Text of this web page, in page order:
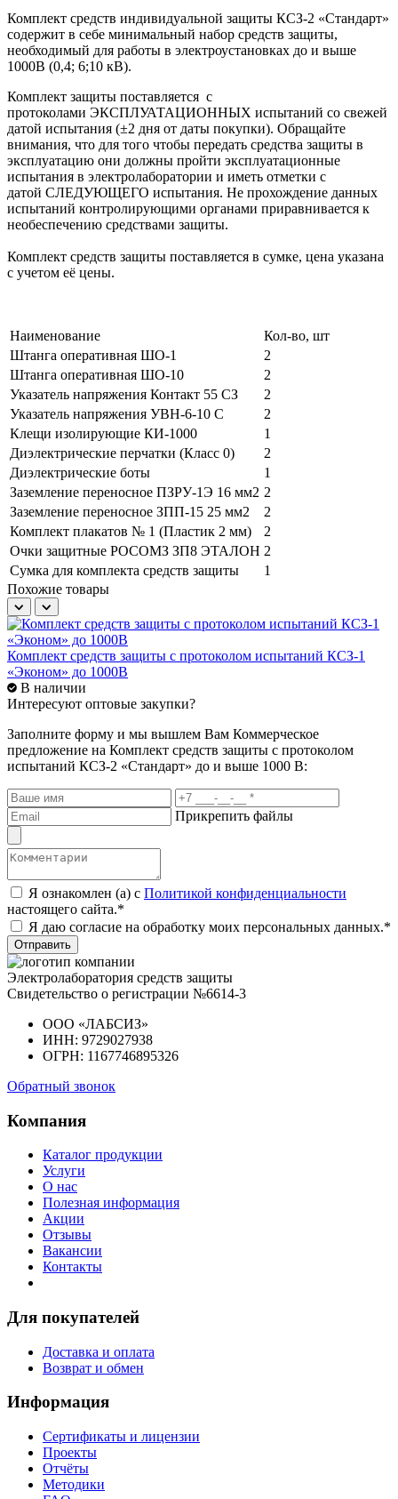
Комплект средств индивидуальной защиты КСЗ-2 «Стандарт»
содержит в себе минимальный набор средств защиты,
необходимый для работы в электроустановках до и выше
1000В (0,4; 6;10 кВ).
Комплект защиты поставляется с
протоколами ЭКСПЛУАТАЦИОННЫХ испытаний со свежей
датой испытания (±2 дня от даты покупки). Обращайте
внимания, что для того чтобы передать средства защиты в
эксплуатацию они должны пройти эксплуатационные
испытания в электролаборатории и иметь отметки с
датой СЛЕДУЮЩЕГО испытания. Не прохождение данных
испытаний контролирующими органами приравнивается к
необеспечению средствами защиты.
Комплект средств защиты поставляется в сумке, цена указана
с учетом её цены.
Наименование
Кол-во, шт
Штанга оперативная ШО-1
2
Штанга оперативная ШО-10
2
Указатель напряжения Контакт 55 СЗ
2
Указатель напряжения УВН-6-10 С
2
Клещи изолирующие КИ-1000
1
Диэлектрические перчатки (Класс 0)
2
Диэлектрические боты
1
Заземление переносное ПЗРУ-1Э 16 мм2 2
Заземление переносное ЗПП-15 25 мм2
2
Комплект плакатов № 1 (Пластик 2 мм)
2
Очки защитные РОСОМЗ ЗП8 ЭТАЛОН 2
Сумка для комплекта средств защиты
1
Похожие товары
Комплект средств защиты с протоколом испытаний КСЗ-1
«Эконом» до 1000В
В наличии
Интересуют оптовые закупки?
Заполните форму и мы вышлем Вам Коммерческое
предложение на Комплект средств защиты с протоколом
испытаний КСЗ-2 «Стандарт» до и выше 1000 В:
Прикрепить файлы
Я ознакомлен (а) с Политикой конфиденциальности
настоящего сайта.*
Я даю согласие на обработку моих персональных данных.*
Отправить
Электролаборатория средств защиты
Свидетельство о регистрации №6614-3
ООО «ЛАБСИЗ»
ИНН: 9729027938
ОГРН: 1167746895326
Обратный звонок
Компания
Каталог продукции
Услуги
О нас
Полезная информация
Акции
Отзывы
Вакансии
Контакты
Для покупателей
Доставка и оплата
Возврат и обмен
Информация
Сертификаты и лицензии
Проекты
Отчёты
Методики